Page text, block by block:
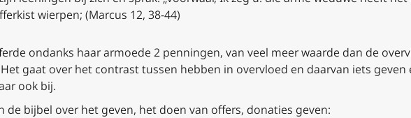
wierpen; (Marcus 12, 38-44)
ondanks haar armoede 2 penningen, van veel meer waarde dan de
gaat over het contrast tussen hebben in overvloed en daarvan iets geven
ook bij.
de bijbel over het geven, het doen van offers, donaties geven: